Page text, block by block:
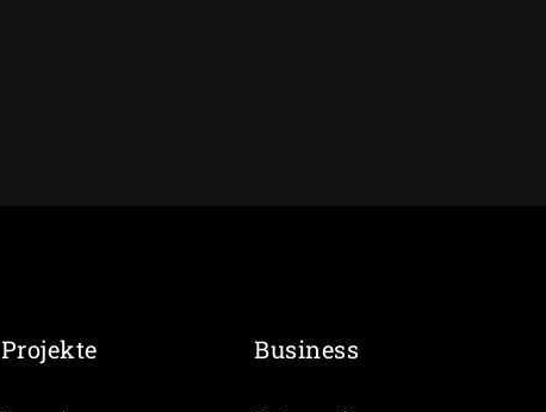
Projekte Business